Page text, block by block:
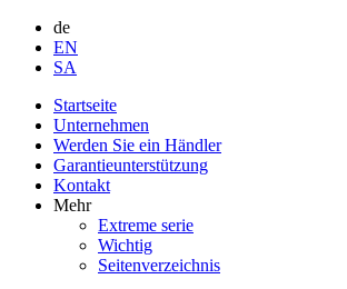
de
EN
SA
Startseite
Unternehmen
Werden Sie ein Händler
Garantieunterstützung
Kontakt
Mehr
Extreme serie
Wichtig
Seitenverzeichnis